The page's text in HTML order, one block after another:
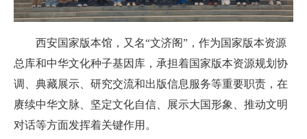
西安国家版本馆，又名“文济阁”，作为国家版本资源
总库和中华文化种子基因库，承担着国家版本资源规划协
调、典藏展示、研究交流和出版信息服务等重要职责，在
赓续中华文脉、坚定文化自信、展示大国形象、推动文明
对话等方面发挥着关键作用。